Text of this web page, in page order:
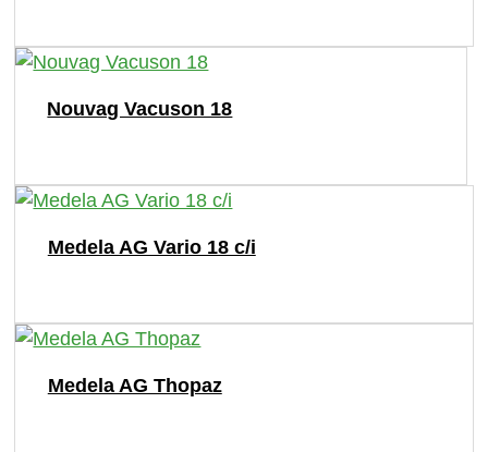
Nouvag Vacuson 18
Medela AG Vario 18 c/i
Medela AG Thopaz